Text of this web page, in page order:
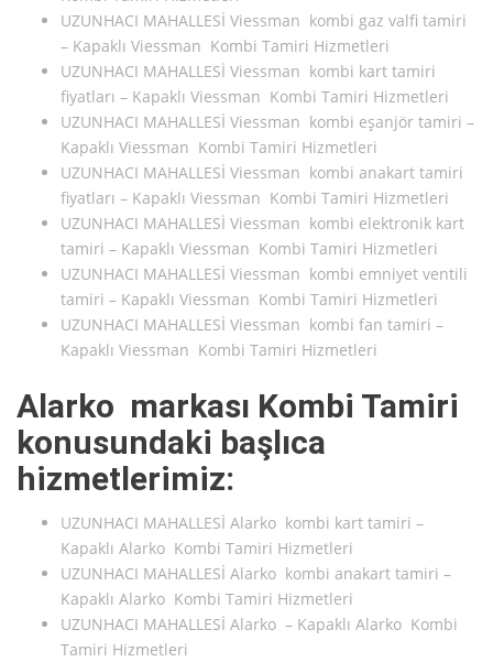
UZUNHACI MAHALLESİ Viessman kombi gaz valfi tamiri
– Kapaklı Viessman Kombi Tamiri Hizmetleri
UZUNHACI MAHALLESİ Viessman kombi kart tamiri
fiyatları – Kapaklı Viessman Kombi Tamiri Hizmetleri
UZUNHACI MAHALLESİ Viessman kombi eşanjör tamiri –
Kapaklı Viessman Kombi Tamiri Hizmetleri
UZUNHACI MAHALLESİ Viessman kombi anakart tamiri
fiyatları – Kapaklı Viessman Kombi Tamiri Hizmetleri
UZUNHACI MAHALLESİ Viessman kombi elektronik kart
tamiri – Kapaklı Viessman Kombi Tamiri Hizmetleri
UZUNHACI MAHALLESİ Viessman kombi emniyet ventili
tamiri – Kapaklı Viessman Kombi Tamiri Hizmetleri
UZUNHACI MAHALLESİ Viessman kombi fan tamiri –
Kapaklı Viessman Kombi Tamiri Hizmetleri
Alarko markası Kombi Tamiri
konusundaki başlıca
hizmetlerimiz:
UZUNHACI MAHALLESİ Alarko kombi kart tamiri –
Kapaklı Alarko Kombi Tamiri Hizmetleri
UZUNHACI MAHALLESİ Alarko kombi anakart tamiri –
Kapaklı Alarko Kombi Tamiri Hizmetleri
UZUNHACI MAHALLESİ Alarko – Kapaklı Alarko Kombi
Tamiri Hizmetleri